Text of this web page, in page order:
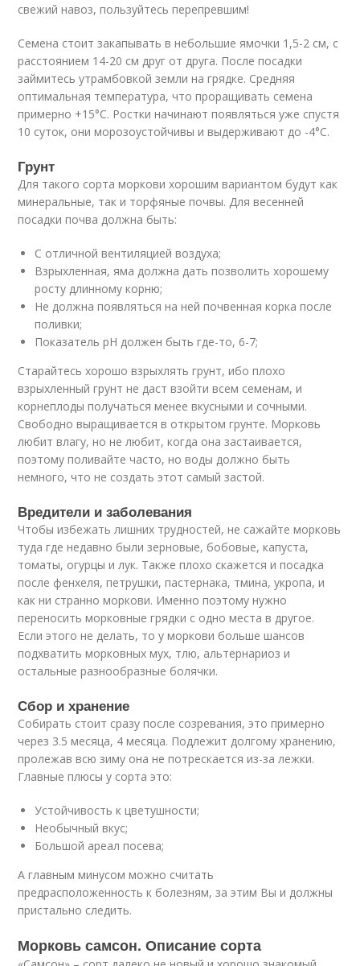
свежий навоз, пользуйтесь перепревшим!
Семена стоит закапывать в небольшие ямочки 1,5-2 см, с
расстоянием 14-20 см друг от друга. После посадки
займитесь утрамбовкой земли на грядке. Средняя
оптимальная температура, что проращивать семена
примерно +15°C. Ростки начинают появляться уже спустя
10 суток, они морозоустойчивы и выдерживают до -4°C.
Грунт
Для такого сорта моркови хорошим вариантом будут как
минеральные, так и торфяные почвы. Для весенней
посадки почва должна быть:
С отличной вентиляцией воздуха;
Взрыхленная, яма должна дать позволить хорошему
росту длинному корню;
Не должна появляться на ней почвенная корка после
поливки;
Показатель рН должен быть где-то, 6-7;
Старайтесь хорошо взрыхлять грунт, ибо плохо
взрыхленный грунт не даст взойти всем семенам, и
корнеплоды получаться менее вкусными и сочными.
Свободно выращивается в открытом грунте. Морковь
любит влагу, но не любит, когда она застаивается,
поэтому поливайте часто, но воды должно быть
немного, что не создать этот самый застой.
Вредители и заболевания
Чтобы избежать лишних трудностей, не сажайте морковь
туда где недавно были зерновые, бобовые, капуста,
томаты, огурцы и лук. Также плохо скажется и посадка
после фенхеля, петрушки, пастернака, тмина, укропа, и
как ни странно моркови. Именно поэтому нужно
переносить морковные грядки с одно места в другое.
Если этого не делать, то у моркови больше шансов
подхватить морковных мух, тлю, альтернариоз и
остальные разнообразные болячки.
Сбор и хранение
Собирать стоит сразу после созревания, это примерно
через 3.5 месяца, 4 месяца. Подлежит долгому хранению,
пролежав всю зиму она не потрескается из-за лежки.
Главные плюсы у сорта это:
Устойчивость к цветушности;
Необычный вкус;
Большой ареал посева;
А главным минусом можно считать
предрасположенность к болезням, за этим Вы и должны
пристально следить.
Морковь самсон. Описание сорта